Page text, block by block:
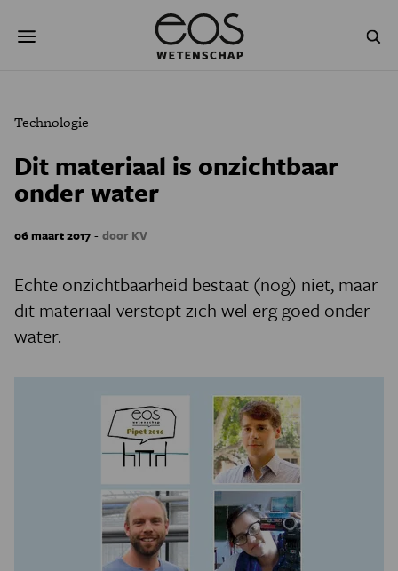
naar
NATUURWETENSCHAPPEN
PSYCHE & BREIN
PODCAST AGENDA
JONGE UITDAGERS
Technologie
Dit materiaal is onzichtbaar
onder water
06 maart 2017 - door KV
Echte onzichtbaarheid bestaat (nog) niet, maar
dit materiaal verstopt zich wel erg goed onder
water.